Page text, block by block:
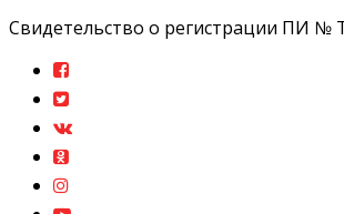
Свидетельство о регистрации ПИ №